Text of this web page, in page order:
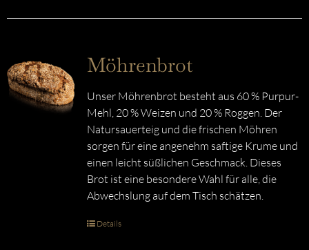
Möhrenbrot
Unser Möhrenbrot besteht aus 60 % Purpur-
Mehl, 20 % Weizen und 20 % Roggen. Der
Natursauerteig und die frischen Möhren
sorgen für eine angenehm saftige Krume und
einen leicht süßlichen Geschmack. Dieses
Brot ist eine besondere Wahl für alle, die
Abwechslung auf dem Tisch schätzen.
Details